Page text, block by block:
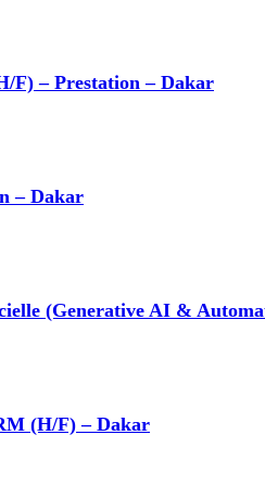
F) – Prestation – Dakar
– Dakar
(Generative AI &
(H/F) – Dakar